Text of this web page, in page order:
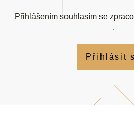
Přihlášením souhlasím se
.
Přihlásit